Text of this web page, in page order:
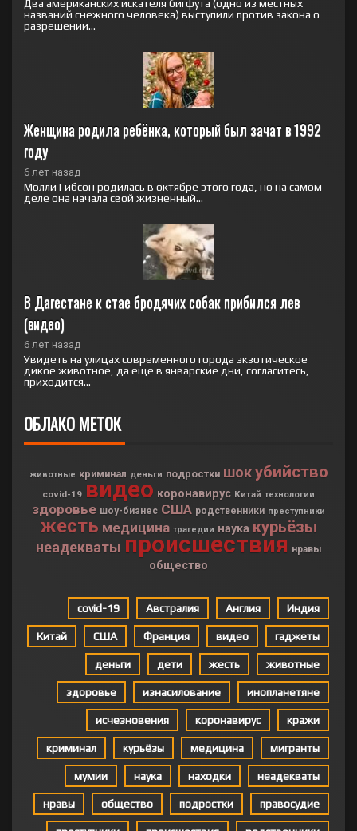
Два американских искателя бигфута (одно из местных
названий снежного человека) выступили против закона о
разрешении...
Женщина родила ребёнка, который был зачат в 1992
году
6 лет назад
Молли Гибсон родилась в октябре этого года, но на самом
деле она начала свой жизненный...
В Дагестане к стае бродячих собак прибился лев
(видео)
6 лет назад
Увидеть на улицах современного города экзотическое
дикое животное, да еще в январские дни, согласитесь,
приходится...
ОБЛАКО МЕТОК
животные криминал деньги подростки шок убийство
covid-19 видео коронавирус Китай технологии
здоровье шоу-бизнес США родственники преступники
жесть медицина трагедии наука курьёзы
неадекваты происшествия нравы
общество
covid-19 Австралия Англия Индия
Китай США Франция видео гаджеты
деньги дети жесть животные
здоровье изнасилование инопланетяне
исчезновения коронавирус кражи
криминал курьёзы медицина мигранты
мумии наука находки неадекваты
нравы общество подростки правосудие